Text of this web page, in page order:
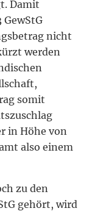
Damit
nicht
werden
somit
in Höhe von
also einem
zu den
gehört, wird